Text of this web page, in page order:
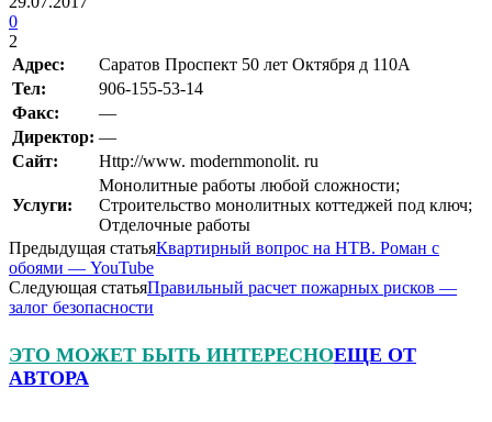
0
2
Адрес:
Саратов Проспект 50 лет Октября д 110А
Teл:
906-155-53-14
Факс:
—
Директор: —
Сайт:
Http://www. modernmonolit. ru
Услуги:
Монолитные работы любой сложности;
Строительство монолитных коттеджей под ключ;
Отделочные работы
Предыдущая статьяКвартирный вопрос на НТВ. Роман с
обоями — YouTube
Следующая статьяПравильный расчет пожарных рисков —
залог безопасности
ЭТО МОЖЕТ БЫТЬ ИНТЕРЕСНОЕЩЕ ОТ
АВТОРА